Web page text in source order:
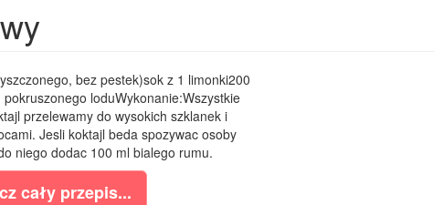
bez pestek)sok z 1 limonki200
loduWykonanie:Wszystkie
przelewamy do wysokich szklanek i
Jesli koktajl beda spozywac osoby
niego dodac 100 ml bialego rumu.
cały przepis...